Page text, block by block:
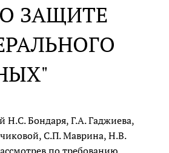
ЗАЩИТЕ
Н.С. Бондаря, Г.А. Гаджиева,
С.П. Маврина, Н.В.
по требованию